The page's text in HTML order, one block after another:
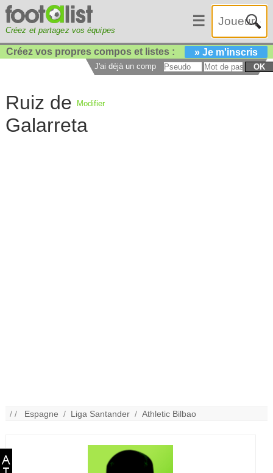
Créez et partagez vos équipes
☰
Créez vos propres compos et listes : » Je m'inscris
J'ai déjà un compte : OK
Ruiz de
Galarreta
Modifier
/ / Espagne / Liga Santander /Athletic Bilbao